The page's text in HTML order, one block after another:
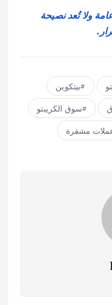
ولا تُعد نصيحة
بيتكوين
سوق الكريبتو
مشفرة